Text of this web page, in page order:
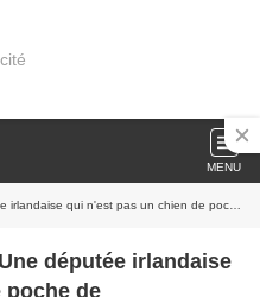
MENU
pas un chien de poche de l'"Impérialisme" américain...
députée irlandaise
poche de